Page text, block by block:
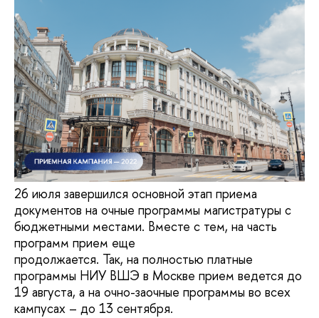
26 июля завершился основной этап приема
документов на очные программы магистратуры с
бюджетными местами. Вместе с тем, на часть
программ прием еще
продолжается. Так, на полностью платные
программы НИУ ВШЭ в Москве прием ведется до
19 августа, а на очно-заочные программы во всех
кампусах – до 13 сентября.